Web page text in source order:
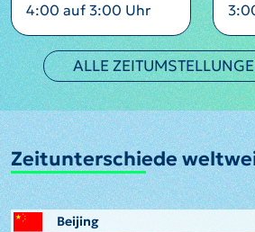
4:00 auf 3:00 Uhr
ALLE
Zeitunterschiede
Beijing